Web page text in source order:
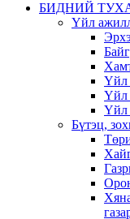
БИДНИЙ
Үйл
Үйл
Үйл
Үйл
Бүтэц,